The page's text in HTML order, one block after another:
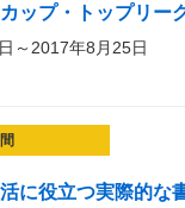
ップ・トップリー
～2017年8月25日
に役立つ実際的